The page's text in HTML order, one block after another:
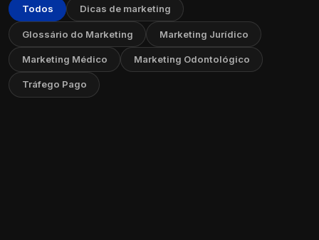
Todos Dicas de marketing
Glossário do Marketing Marketing Jurídico
Marketing Médico Marketing Odontológico
Tráfego Pago